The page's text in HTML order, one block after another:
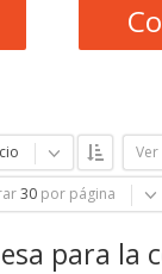
Ver
30 por página
para la